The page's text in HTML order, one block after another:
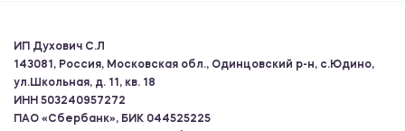
ИП Духович С.Л
143081, Россия, Московская обл., Одинцовский р-н, с.Юдино,
ул.Школьная, д. 11, кв. 18
ИНН 503240957272
ПАО «Сбербанк», БИК 044525225